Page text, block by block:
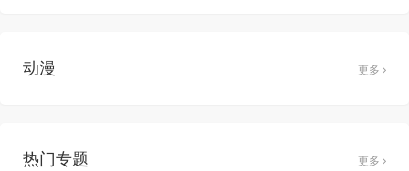
动漫 更多
热门专题 更多